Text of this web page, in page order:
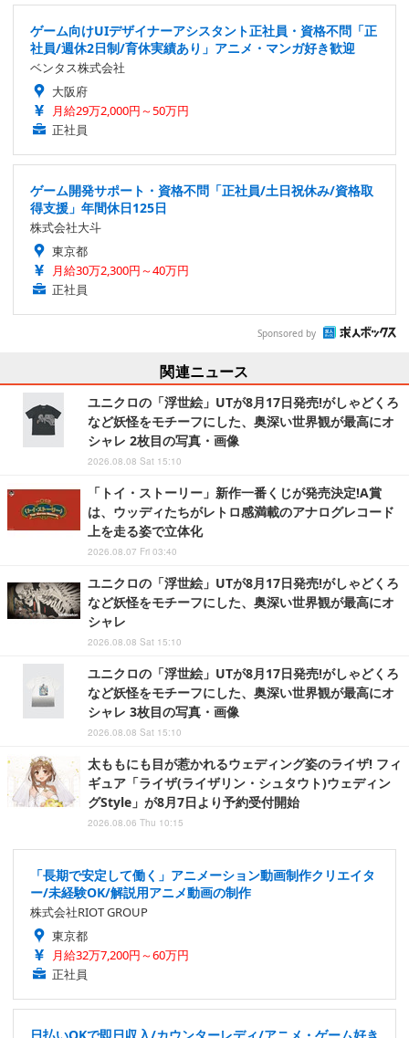
ゲーム向けUIデザイナーアシスタント正社員・資格不問「正
社員/週休2日制/育休実績あり」アニメ・マンガ好き歓迎
ベンタス株式会社
大阪府
月給29万2,000円～50万円
正社員
ゲーム開発サポート・資格不問「正社員/土日祝休み/資格取
得支援」年間休日125日
株式会社大斗
東京都
月給30万2,300円～40万円
正社員
Sponsored by
関連ニュース
ユニクロの「浮世絵」UTが8月17日発売!がしゃどくろ
など妖怪をモチーフにした、奥深い世界観が最高にオ
シャレ 2枚目の写真・画像
2026.08.08 Sat 15:10
「トイ・ストーリー」新作一番くじが発売決定!A賞
は、ウッディたちがレトロ感満載のアナログレコード
上を走る姿で立体化
2026.08.07 Fri 03:40
ユニクロの「浮世絵」UTが8月17日発売!がしゃどくろ
など妖怪をモチーフにした、奥深い世界観が最高にオ
シャレ
2026.08.08 Sat 15:10
ユニクロの「浮世絵」UTが8月17日発売!がしゃどくろ
など妖怪をモチーフにした、奥深い世界観が最高にオ
シャレ 3枚目の写真・画像
2026.08.08 Sat 15:10
太ももにも目が惹かれるウェディング姿のライザ! フィ
ギュア「ライザ(ライザリン・シュタウト)ウェディン
グStyle」が8月7日より予約受付開始
2026.08.06 Thu 10:15
「長期で安定して働く」アニメーション動画制作クリエイタ
ー/未経験OK/解説用アニメ動画の制作
株式会社RIOT GROUP
東京都
月給32万7,200円～60万円
正社員